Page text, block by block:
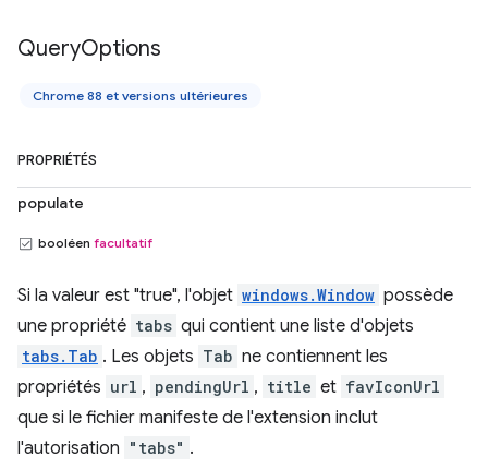
QueryOptions
Chrome 88 et versions ultérieures
PROPRIÉTÉS
populate
booléen facultatif
Si la valeur est "true", l'objet windows.Window possède
une propriété tabs qui contient une liste d'objets
tabs.Tab . Les objets Tab ne contiennent les
propriétés url , pendingUrl , title et favIconUrl
que si le fichier manifeste de l'extension inclut
l'autorisation "tabs" .